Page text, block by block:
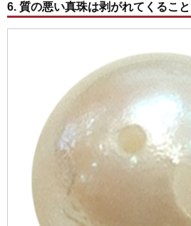
6. 質の悪い真珠は剥がれてくるこ